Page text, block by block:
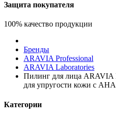
Защита покупателя
100% качество продукции
Бренды
ARAVIA Professional
ARAVIA Laboratories
Пилинг для лица ARAVIA
для упругости кожи с
Категории